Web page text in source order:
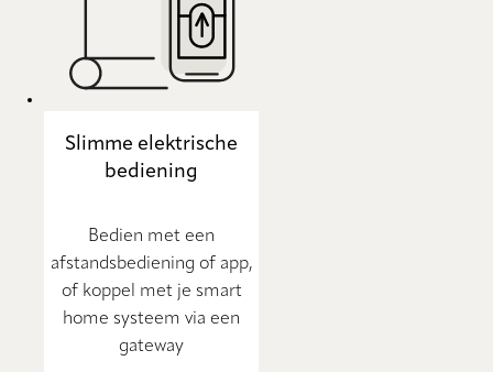
Slimme elektrische
bediening
Bedien met een
afstandsbediening of app,
of koppel met je smart
home systeem via een
gateway